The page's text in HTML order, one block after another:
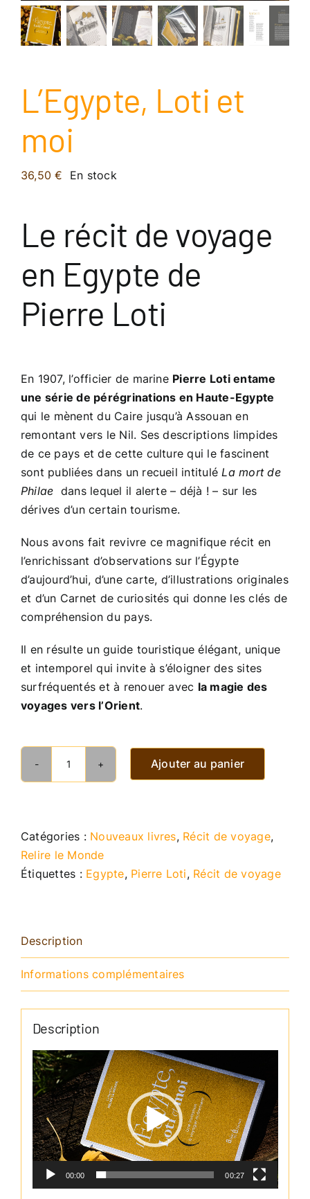
L’Egypte, Loti et
moi
36,50€ En stock
Le récit de voyage
en Egypte de
Pierre Loti
En 1907, l’officier de marine Pierre Loti entame
une série de pérégrinations en Haute-Egypte
qui le mènent du Caire jusqu’à Assouan en
remontant vers le Nil. Ses descriptions limpides
de ce pays et de cette culture qui le fascinent
sont publiées dans un recueil intitulé La mort de
Philae dans lequel il alerte – déjà ! – sur les
dérives d’un certain tourisme.
Nous avons fait revivre ce magnifique récit en
l’enrichissant d’observations sur l’Égypte
d’aujourd’hui, d’une carte, d’illustrations originales
et d’un Carnet de curiosités qui donne les clés de
compréhension du pays.
Il en résulte un guide touristique élégant, unique
et intemporel qui invite à s’éloigner des sites
surfréquentés et à renouer avec la magie des
voyages vers l’Orient.
quantité
Ajouter au panier
Catégories : Nouveaux livres, Récit de voyage,
Relire le Monde
Étiquettes : Egypte, Pierre Loti, Récit de voyage
Description
Informations complémentaires
Description
Lecteur
vidéo
00:00 00:27